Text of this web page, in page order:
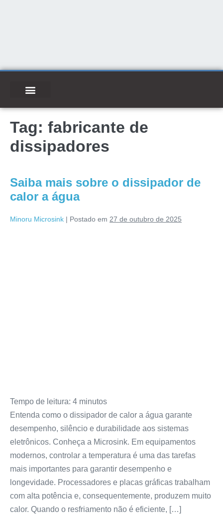
Tag: fabricante de
dissipadores
Saiba mais sobre o dissipador de
calor a água
Minoru Microsink | Postado em 27 de outubro de 2025
Tempo de leitura: 4 minutos
Entenda como o dissipador de calor a água garante
desempenho, silêncio e durabilidade aos sistemas
eletrônicos. Conheça a Microsink. Em equipamentos
modernos, controlar a temperatura é uma das tarefas
mais importantes para garantir desempenho e
longevidade. Processadores e placas gráficas trabalham
com alta potência e, consequentemente, produzem muito
calor. Quando o resfriamento não é eficiente, […]